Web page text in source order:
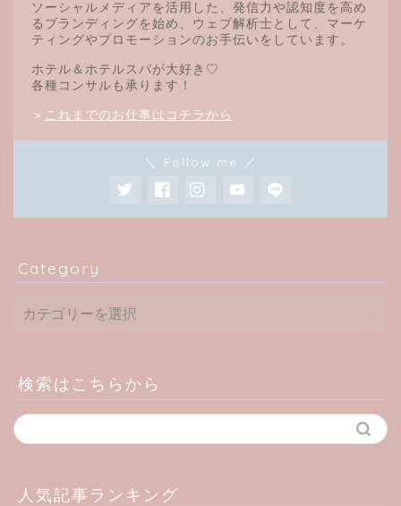
ソーシャルメディアを活用した、発信力や認知度を高め
るブランディングを始め、ウェブ解析士として、マーケ
ティングやプロモーションのお手伝いをしています。
ホテル＆ホテルスパが大好き♡
各種コンサルも承ります！
＞ これまでのお仕事はコチラから
＼ Follow me ／
Category
検索はこちらから
人気記事ランキング